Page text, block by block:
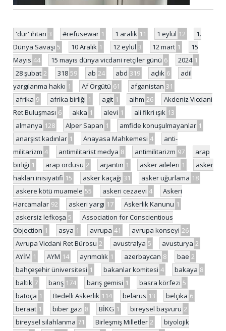
'dur' ihtarı 3 #refusewar 1 1 aralık 11 1 eylül 12
1.
Dünya Savaşı 5 10 Aralık 1 12 eylül 3 12 mart 1
15
Mayıs 44 15 mayıs dünya vicdani retçiler günü 6 2024 1
28 şubat 2 318 59 ab 24 abd 319 açlık 6
adil
yargılanma hakkı 1 Af Örgütü 61 afganistan 31
afrika 9 afrika birliği 1 agit 1 aihm 26
Akdeniz Vicdani
Ret Buluşması 6 akka 1 alevi 1 ali fikri ışık 13
almanya 128 Alper Sapan 1 amfide konuşulmayanlar 1
anarşist kadınlar 1 Anayasa Mahkemesi 4
anti-
militarizm 4 antimilitarist medya 8 antimilitarizm 97
arap
birliği 1 arap ordusu 2 arjantin 1 asker aileleri 1
asker
hakları inisiyatifi 15 asker kaçağı 31 asker uğurlama 18
askere kötü muamele 55 askeri cezaevi 4
Askeri
Harcamalar 92 askeri yargı 17 Askerlik Kanunu 1
askersiz lefkoşa 5
Association for Conscientious
Objection 1 asya 1 avrupa 41 avrupa konseyi 26
Avrupa Vicdani Ret Bürosu 2 avustralya 5 avusturya 2
AYİM 1 AYM 14 ayrımcılık 1 azerbaycan 8 bae 2
bahçeşehir üniversitesi 1 bakanlar komitesi 4 bakaya 8
baltık 7 barış 174 barış gemisi 1 basra körfezi 5
batoça 1 Bedelli Askerlik 114 belarus 13 belçika 6
beraat 1 biber gazı 8 BİKG 1 bireysel başvuru 2
bireysel silahlanma 71 Birleşmiş Milletler 2
biyolojik